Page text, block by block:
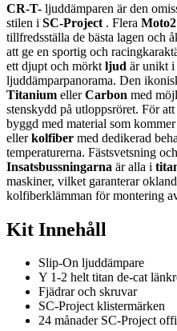
CR-T- ljuddämparen är den
stilen i SC-Project . Flera Moto2
tillfredsställa de bästa lagen och
att ge en sportig och
ett djupt och mörkt ljud är unikt i
ljuddämparpanorama. Den
Titanium ellerCarbon med
stenskydd på utloppsröret. För
byggd med material som
ellerkolfiber med dedikerad
temperaturerna. Fästsvetsning
Insatsbussningarna är alla i
maskiner, vilket garanterar
kolfiberklämman för montering
Kit Innehåll
Slip-On ljuddämpare
Y 1-2 helt titan de-cat
Fjädrar och skruvar
SC-Project klistermärken
24 månader SC-Project